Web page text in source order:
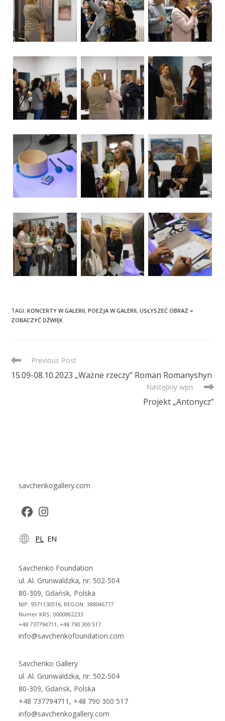
TAGI:KONCERTY W GALERII, POEZJA W GALERII, USŁYSZEĆ OBRAZ =
ZOBACZYĆ DŹWIĘK
READ
ARTICLES
Previous Post
15.09-08.10.2023 „Ważne rzeczy” Roman Romanyshyn
Następny wpis
Projekt „Antonycz”
savchenkogallery.com
in
new
tab
in
new
tab
PL EN
Savchenko Foundation
ul. Al. Grunwaldzka, nr. 502-504
80-309, Gdańsk, Polska
NIP: 9571130516, REGON: 388046777
Numer KRS: 0000862233
+48 737794711, +48 790 300 517
info@savchenkofoundation.com
Savchenko Gallery
ul. Al. Grunwaldzka, nr. 502-504
80-309, Gdańsk, Polska
+48 737794711, +48 790 300 517
info@savchenkogallery.com